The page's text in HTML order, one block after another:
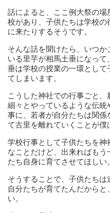
話によると、ここ例大祭の
校があり、子供たちは学校
に来たりするそうです。
そんな話を聞けたら、いつ
いる里芋が相馬土垂になっ
垂は学校の授業の一環とし
てしまいます。
こうした神社での行事ごと
細々とやっているような伝
事に、若者が自分たちは関
て古里を離れていくことが僕
学校行事として子供たちを
なことだけど、出来ればも
たち自身に育てさせてほしい。
そうすることで、子供たちは
自分たちが育てたんだから
い。